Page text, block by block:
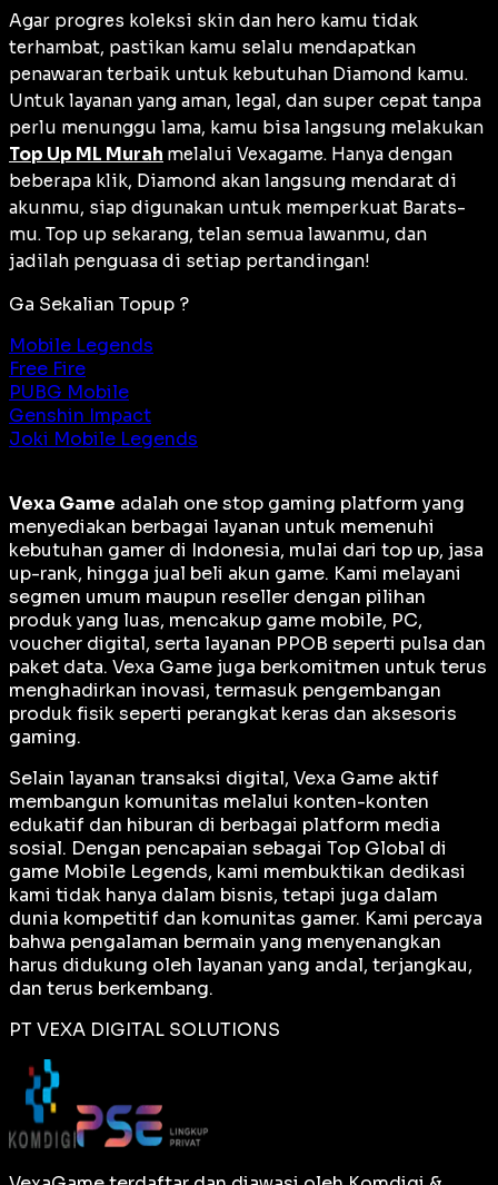
Agar progres koleksi skin dan hero kamu tidak
terhambat, pastikan kamu selalu mendapatkan
penawaran terbaik untuk kebutuhan Diamond kamu.
Untuk layanan yang aman, legal, dan super cepat tanpa
perlu menunggu lama, kamu bisa langsung melakukan
Top Up ML Murah melalui Vexagame. Hanya dengan
beberapa klik, Diamond akan langsung mendarat di
akunmu, siap digunakan untuk memperkuat Barats-
mu. Top up sekarang, telan semua lawanmu, dan
jadilah penguasa di setiap pertandingan!
Ga Sekalian Topup ?
Mobile Legends
Free Fire
PUBG Mobile
Genshin Impact
Joki Mobile Legends
Vexa Game adalah one stop gaming platform yang
menyediakan berbagai layanan untuk memenuhi
kebutuhan gamer di Indonesia, mulai dari top up, jasa
up-rank, hingga jual beli akun game. Kami melayani
segmen umum maupun reseller dengan pilihan
produk yang luas, mencakup game mobile, PC,
voucher digital, serta layanan PPOB seperti pulsa dan
paket data. Vexa Game juga berkomitmen untuk terus
menghadirkan inovasi, termasuk pengembangan
produk fisik seperti perangkat keras dan aksesoris
gaming.
Selain layanan transaksi digital, Vexa Game aktif
membangun komunitas melalui konten-konten
edukatif dan hiburan di berbagai platform media
sosial. Dengan pencapaian sebagai Top Global di
game Mobile Legends, kami membuktikan dedikasi
kami tidak hanya dalam bisnis, tetapi juga dalam
dunia kompetitif dan komunitas gamer. Kami percaya
bahwa pengalaman bermain yang menyenangkan
harus didukung oleh layanan yang andal, terjangkau,
dan terus berkembang.
PT VEXA DIGITAL SOLUTIONS